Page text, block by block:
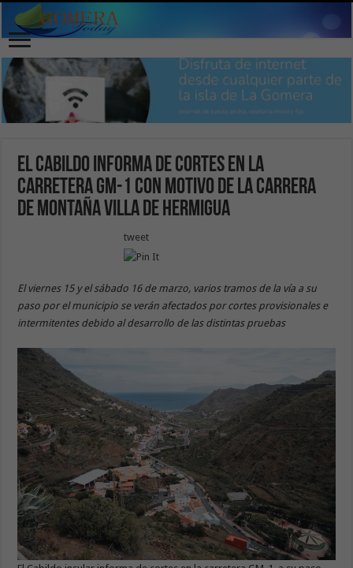
El Cabildo informa de cortes en la
carretera GM-1 con motivo de la Carrera
de Montaña Villa de Hermigua
tweet
El viernes 15 y el sábado 16 de marzo, varios tramos de la vía a su
paso por el municipio se verán afectados por cortes provisionales e
intermitentes debido al desarrollo de las distintas pruebas